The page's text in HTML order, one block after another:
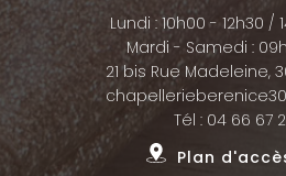
Lundi : 10h00 - 12h30 /
Mardi - Samedi :
21 bis Rue Madeleine,
Tél : 04 66 67
Plan